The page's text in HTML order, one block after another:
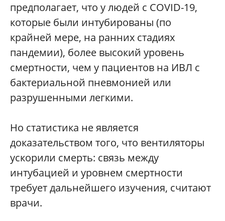
предполагает, что у людей с COVID-19,
которые были интубированы (по
крайней мере, на ранних стадиях
пандемии), более высокий уровень
смертности, чем у пациентов на ИВЛ с
бактериальной пневмонией или
разрушенными легкими.
Но статистика не является
доказательством того, что вентиляторы
ускорили смерть: связь между
интубацией и уровнем смертности
требует дальнейшего изучения, считают
врачи.